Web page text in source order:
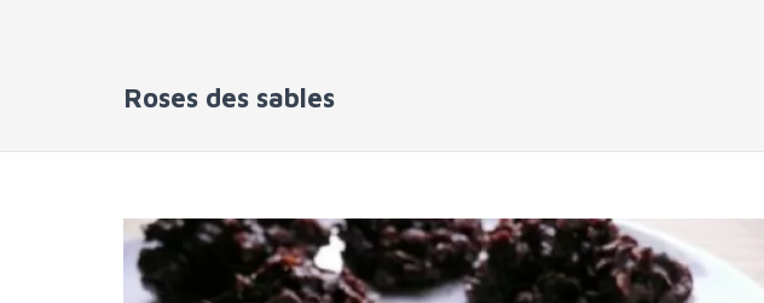
Roses des sables